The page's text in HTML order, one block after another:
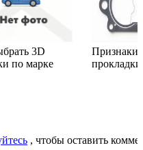
3D
по марке
Признаки
, чтобы оставить